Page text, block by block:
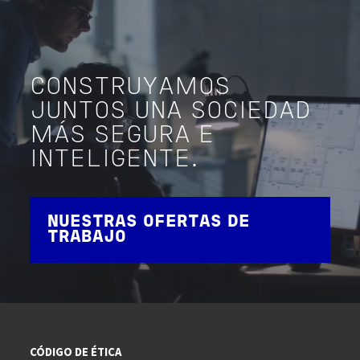
CONSTRUYAMOS
JUNTOS UNA SOCIEDAD
MÁS SEGURA E
INTELIGENTE.
NUESTRAS OFERTAS DE
TRABAJO
CÓDIGO DE ÉTICA